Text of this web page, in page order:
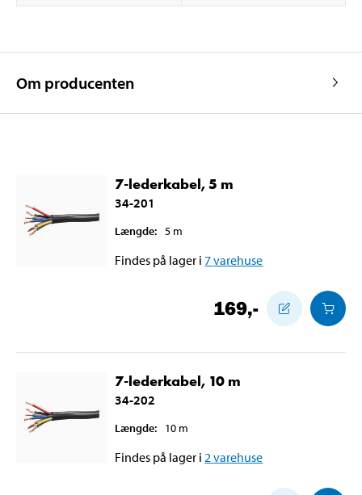
Om producenten
7-lederkabel, 5 m
34-201
Længde: 5 m
Findes på lager i 7varehuse
169,-
7-lederkabel, 10 m
34-202
Længde: 10 m
Findes på lager i 2 varehuse